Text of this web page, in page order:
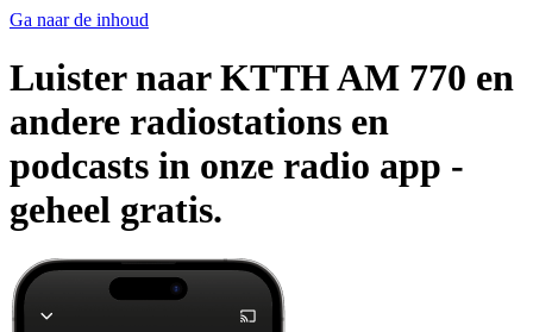
Ga naar de inhoud
Luister naar KTTH AM 770 en
andere radiostations en
podcasts in onze radio app -
geheel gratis.